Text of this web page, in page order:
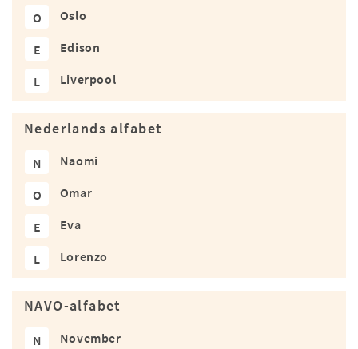
O Oslo
E Edison
L Liverpool
Nederlands alfabet
N Naomi
O Omar
E Eva
L Lorenzo
NAVO-alfabet
N November